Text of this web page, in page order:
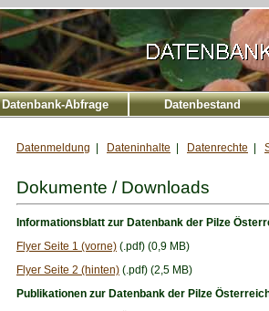
Datenbank-Abfrage Datenbestand
Datenmeldung Dateninhalte Datenrechte
Dokumente / Downloads
Informationsblatt zur Datenbank der Pilze
Flyer Seite 1 (vorne) (.pdf) (0,9 MB)
Flyer Seite 2 (hinten) (.pdf) (2,5 MB)
Publikationen zur Datenbank der Pilze